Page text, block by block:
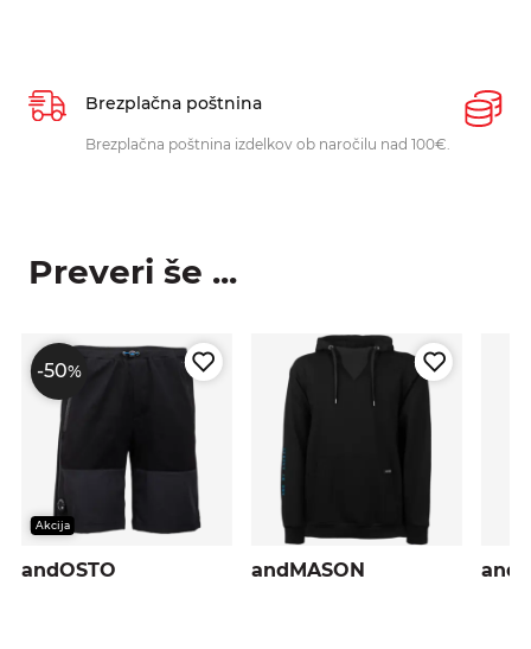
Brezplačna poštnina
Brezplačna poštnina izdelkov ob naročilu nad 100€.
Preveri še ...
-50%
Akcija
andOSTO andMASON